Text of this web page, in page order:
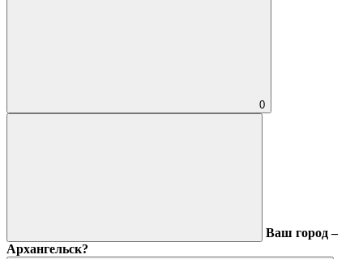
0
Ваш город –
Архангельск?